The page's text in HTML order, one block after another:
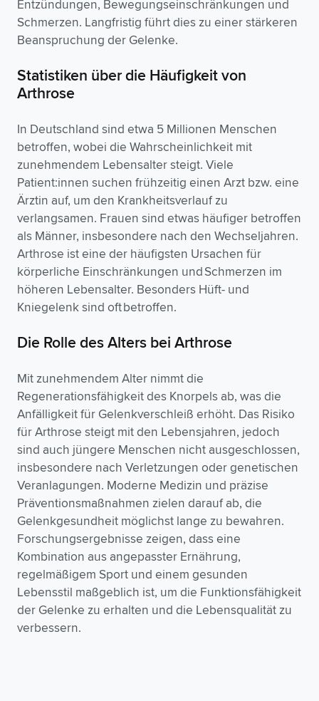
Entzündungen, Bewegungseinschränkungen und
Schmerzen. Langfristig führt dies zu einer stärkeren
Beanspruchung der Gelenke.
Statistiken über die Häufigkeit von
Arthrose
In Deutschland sind etwa 5 Millionen Menschen
betroffen, wobei die Wahrscheinlichkeit mit
zunehmendem Lebensalter steigt. Viele
Patient:innen suchen frühzeitig einen Arzt bzw. eine
Ärztin auf, um den Krankheitsverlauf zu
verlangsamen. Frauen sind etwas häufiger betroffen
als Männer, insbesondere nach den Wechseljahren.
Arthrose ist eine der häufigsten Ursachen für
körperliche Einschränkungen und Schmerzen im
höheren Lebensalter. Besonders Hüft- und
Kniegelenk sind oft betroffen.
Die Rolle des Alters bei Arthrose
Mit zunehmendem Alter nimmt die
Regenerationsfähigkeit des Knorpels ab, was die
Anfälligkeit für Gelenkverschleiß erhöht. Das Risiko
für Arthrose steigt mit den Lebensjahren, jedoch
sind auch jüngere Menschen nicht ausgeschlossen,
insbesondere nach Verletzungen oder genetischen
Veranlagungen. Moderne Medizin und präzise
Präventionsmaßnahmen zielen darauf ab, die
Gelenkgesundheit möglichst lange zu bewahren.
Forschungsergebnisse zeigen, dass eine
Kombination aus angepasster Ernährung,
regelmäßigem Sport und einem gesunden
Lebensstil maßgeblich ist, um die Funktionsfähigkeit
der Gelenke zu erhalten und die Lebensqualität zu
verbessern.